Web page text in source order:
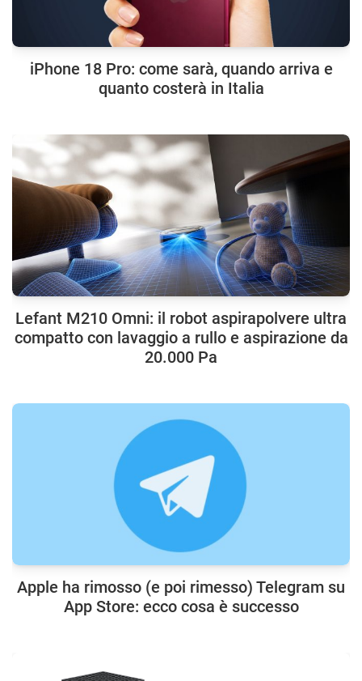
iPhone 18 Pro: come sarà, quando arriva e
quanto costerà in Italia
Lefant M210 Omni: il robot aspirapolvere ultra
compatto con lavaggio a rullo e aspirazione da
20.000 Pa
Apple ha rimosso (e poi rimesso) Telegram su
App Store: ecco cosa è successo